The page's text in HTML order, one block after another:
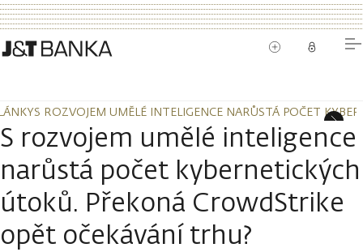
S ROZVOJEM UMĚLÉ INTELIGENCE NARŮSTÁ POČET
S ROZVOJEM UMĚLÉ INTELIGENCE NARŮSTÁ POČET
S rozvojem umělé inteligence
narůstá počet kybernetických
útoků. Překoná CrowdStrike
opět očekávání trhu?